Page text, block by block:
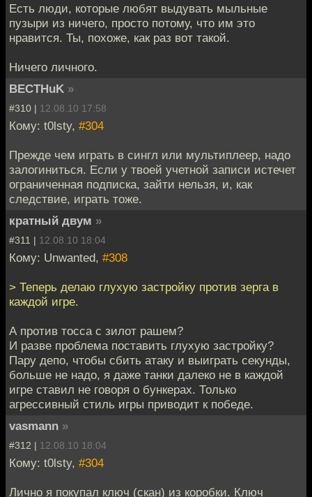
Есть люди, которые любят выдувать мыльные
пузыри из ничего, просто потому, что им это
нравится. Ты, похоже, как раз вот такой.
Ничего личного.
BECTHuK »
#310 | 12.08.10 17:58
Кому: t0lsty, #304
Прежде чем играть в сингл или мультиплеер, надо
залогиниться. Если у твоей учетной записи истечет
ограниченная подписка, зайти нельзя, и, как
следствие, играть тоже.
кратный двум »
#311 | 12.08.10 18:04
Кому: Unwanted, #308
> Теперь делаю глухую застройку против зерга в
каждой игре.
А против тосса с зилот рашем?
И разве проблема поставить глухую застройку?
Пару депо, чтобы сбить атаку и выиграть секунды,
больше не надо, я даже танки далеко не в каждой
игре ставил не говоря о бункерах. Только
агрессивный стиль игры приводит к победе.
vasmann »
#312 | 12.08.10 18:04
Кому: t0lsty, #304
Лично я покупал ключ (скан) из коробки. Ключ